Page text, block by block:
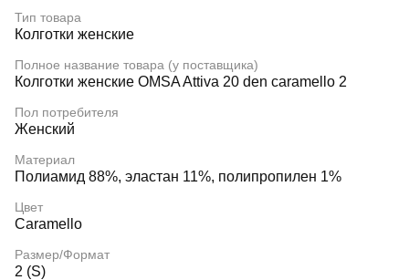
Тип товара
Колготки женские
Полное название товара (у поставщика)
Колготки женские OMSA Attiva 20 den caramello 2
Пол потребителя
Женский
Материал
Полиамид 88%, эластан 11%, полипропилен 1%
Цвет
Caramello
Размер/Формат
2 (S)